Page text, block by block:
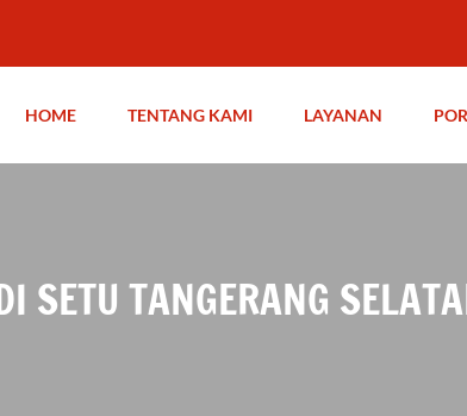
HOME TENTANG KAMI LAYANAN
SETU TANGERANG